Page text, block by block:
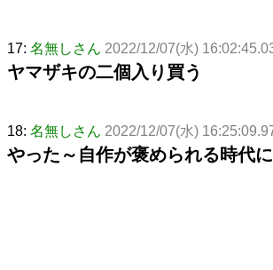
17: 名無しさん 2022/12/07(水)
ヤマザキの二個入り買う
18: 名無しさん 2022/12/07(水)
やった～自作が褒められる時代